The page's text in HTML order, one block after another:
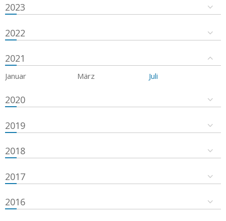
2023
2022
2021
Januar März Juli
2020
2019
2018
2017
2016